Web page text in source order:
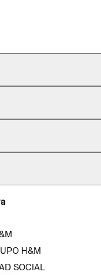
H&M
SOCIAL